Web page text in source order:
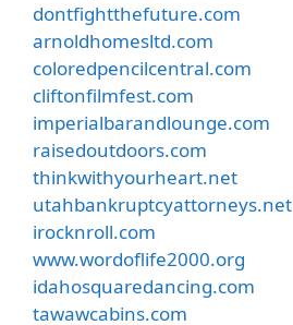
dontfightthefuture.com
arnoldhomesltd.com
coloredpencilcentral.com
cliftonfilmfest.com
imperialbarandlounge.com
raisedoutdoors.com
thinkwithyourheart.net
utahbankruptcyattorneys.net
irocknroll.com
www.wordoflife2000.org
idahosquaredancing.com
tawawcabins.com